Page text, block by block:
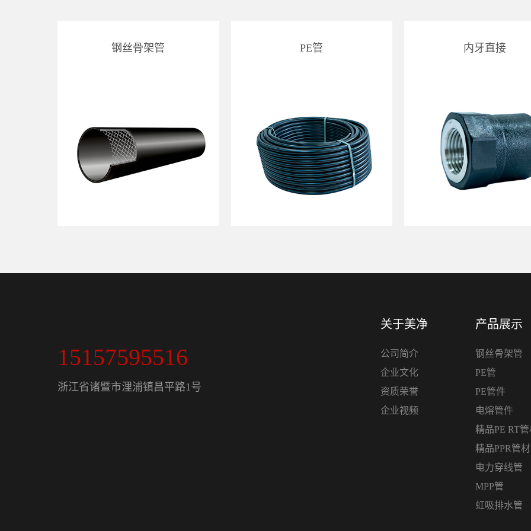
钢丝骨架管 PE管 内牙直接
15157595516
浙江省诸暨市浬浦镇昌平路1号
关于美净
公司简介
企业文化
资质荣誉
企业视频
产品展示
钢丝骨架管
PE管
PE管件
电熔管件
精品PE RT
精品PPR管
电力穿线管
MPP管
虹吸排水管